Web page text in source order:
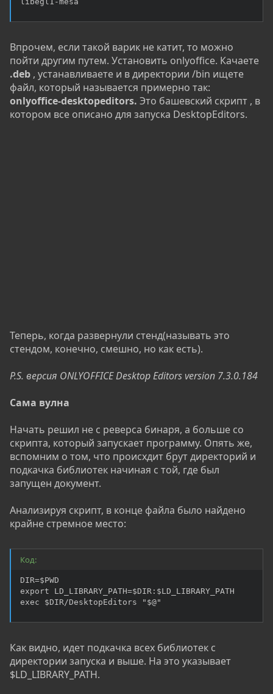
Впрочем, если такой варик не катит, то можно
пойти другим путем. Установить onlyoffice. Качаете
.deb , устанавливаете и в директории /bin ищете
файл, который называется примерно так:
onlyoffice-desktopeditors. Это башевский скрипт , в
котором все описано для запуска DesktopEditors.
Теперь, когда развернули стенд(называть это
стендом, конечно, смешно, но как есть).
P.S. версия ONLYOFFICE Desktop Editors version 7.3.0.184
Сама вулна
Начать решил не с реверса бинаря, а больше со
скрипта, который запускает программу. Опять же,
вспомним о том, что происхдит брут директорий и
подкачка библиотек начиная с той, где был
запущен документ.
Анализируя скрипт, в конце файла было найдено
крайне стремное место:
Код:
DIR=$PWD
export LD_LIBRARY_PATH=$DIR:$LD_LIBRARY_PATH
exec $DIR/DesktopEditors "$@"
Как видно, идет подкачка всех библиотек с
директории запуска и выше. На это указывает
$LD_LIBRARY_PATH.